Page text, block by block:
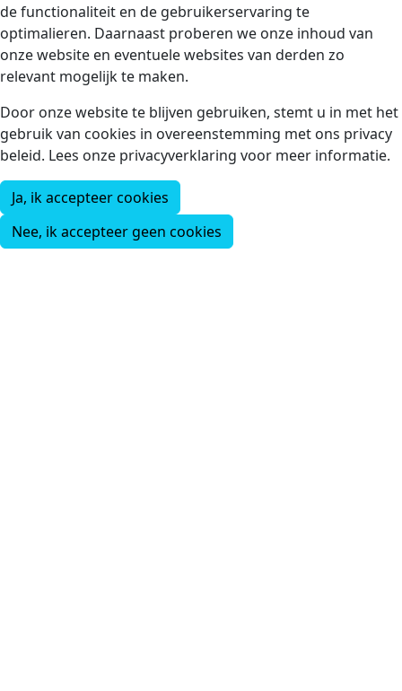
de functionaliteit en de gebruikerservaring te
optimalieren. Daarnaast proberen we onze inhoud van
onze website en eventuele websites van derden zo
relevant mogelijk te maken.
Door onze website te blijven gebruiken, stemt u in met het
gebruik van cookies in overeenstemming met ons privacy
beleid. Lees onze privacyverklaring voor meer informatie.
Ja, ik accepteer cookies
Nee, ik accepteer geen cookies